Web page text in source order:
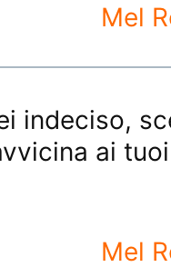
Mel
indeciso,
ai tuoi
Mel